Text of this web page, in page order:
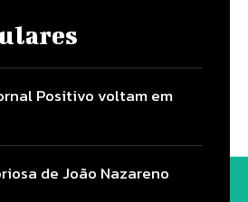
Positivo voltam em
de João Nazareno